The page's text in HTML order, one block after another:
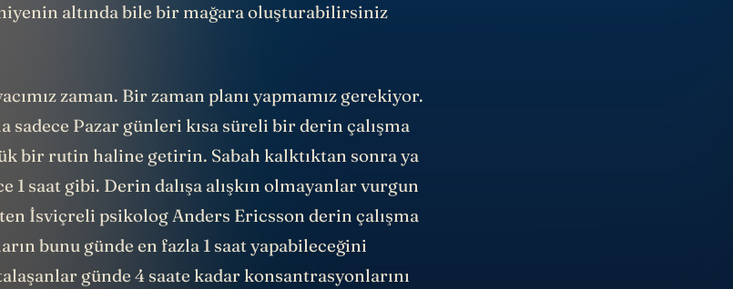
altında bile bir mağara oluşturabilirsiniz
zaman. Bir zaman planı yapmamız gerekiyor.
sadece Pazar günleri kısa süreli bir derin çalışma
bir rutin haline getirin. Sabah kalktıktan sonra ya
1 saat gibi. Derin dalışa alışkın olmayanlar vurgun
İsviçreli psikolog Anders Ericsson derin çalışma
bunu günde en fazla 1 saat yapabileceğini
günde 4 saate kadar konsantrasyonlarını